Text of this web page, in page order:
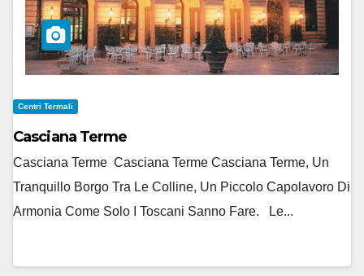
Centri Termali
Casciana Terme
Casciana Terme Casciana Terme Casciana Terme, Un
Tranquillo Borgo Tra Le Colline, Un Piccolo Capolavoro Di
Armonia Come Solo I Toscani Sanno Fare. Le...